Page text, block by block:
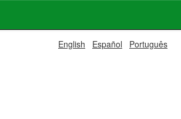
English Español Português